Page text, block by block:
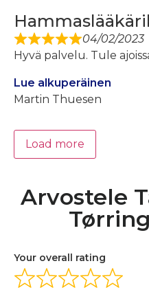
04/02/2023
Hyvä palvelu. Tule
Lue alkuperäinen
Martin Thuesen
Load more
Arvostele
Your overall rating